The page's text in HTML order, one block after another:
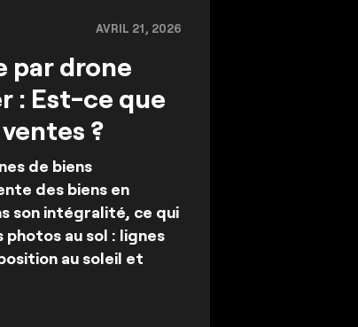
AVRIL 21, 2026
par drone
: Est-ce que
?
de biens
des biens en
son intégralité, ce qui
photos au sol : lignes
au soleil et